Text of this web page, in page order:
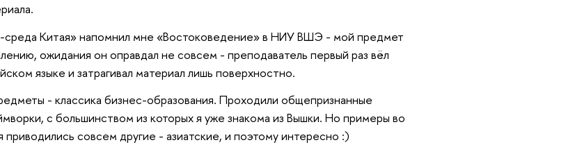
Китая» напомнил мне «Востоковедение» в НИУ ВШЭ - мой предмет
ожидания он оправдал не совсем - преподаватель первый раз вёл
языке и затрагивал материал лишь поверхностно.
- классика бизнес-образования. Проходили общепризнанные
с большинством из которых я уже знакома из Вышки. Но примеры во
приводились совсем другие - азиатские, и поэтому интересно :)